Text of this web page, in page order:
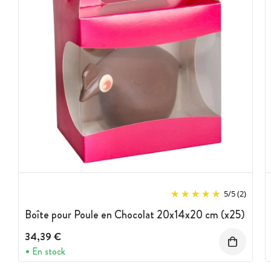
5/5(2)
Boîte pour Poule en Chocolat 20x14x20 cm (x25)
34,39 €
En stock